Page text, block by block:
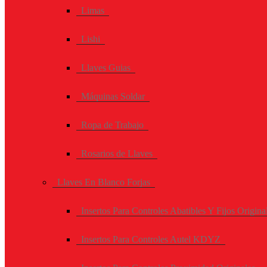
Limas
Lishi
Llaves Guias
Máquinas Soldar
Ropa de Trabajo
Rosarios de Llaves
Llaves En Blanco Forjas
Insertos Para Controles Abatibles Y Fijos
Insertos Para Controles Autel KDYZ